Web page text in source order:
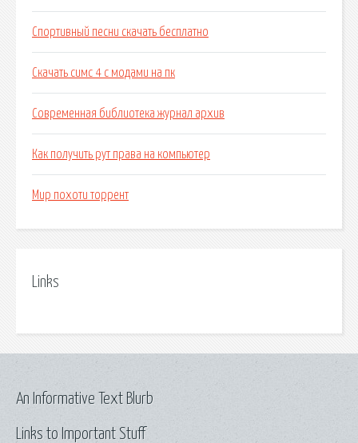
Спортивный песни скачать бесплатно
Скачать симс 4 с модами на пк
Современная библиотека журнал архив
Как получить рут права на компьютер
Мир похоти торрент
Links
Links to Important Stuff
An Informative Text Blurb